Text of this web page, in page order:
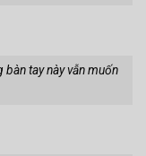
bàn tay này vẫn muốn